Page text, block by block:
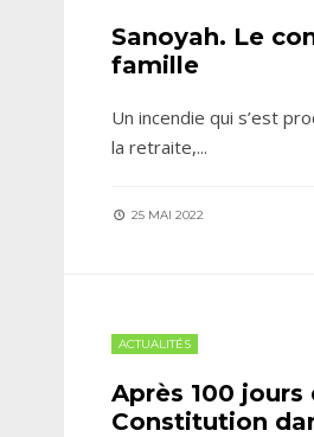
Sanoyah. Le
famille
Un incendie qui s’est
la retraite,...
25 MAI 2022
ACTUALITÉS
Après 100 jours
Constitution